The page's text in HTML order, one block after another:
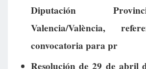
Diputación
Valencia/València,
convocatoria para pr
Resolución de 29 de abril